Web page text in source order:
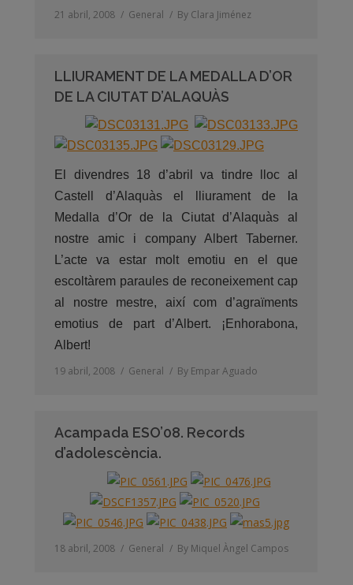
21 abril, 2008 General By Clara Jiménez
LLIURAMENT DE LA MEDALLA D’OR
DE LA CIUTAT D’ALAQUÀS
El divendres 18 d’abril va tindre lloc al
Castell d’Alaquàs el lliurament de la
Medalla d’Or de la Ciutat d’Alaquàs al
nostre amic i company Albert Taberner.
L’acte va estar molt emotiu en el que
escoltàrem paraules de reconeixement cap
al nostre mestre, així com d’agraïments
emotius de part d’Albert. ¡Enhorabona,
Albert!
19 abril, 2008
General By Empar Aguado
Acampada ESO’08. Records
d’adolescència.
18 abril, 2008 General By Miquel Àngel Campos